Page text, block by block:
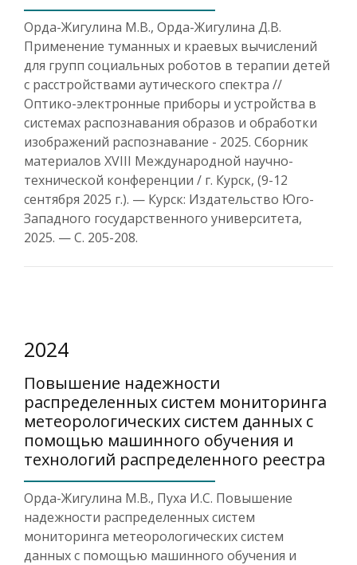
Орда-Жигулина М.В., Орда-Жигулина Д.В.
Применение туманных и краевых вычислений
для групп социальных роботов в терапии детей
с расстройствами аутического спектра //
Оптико-электронные приборы и устройства в
системах распознавания образов и обработки
изображений распознавание - 2025. Сборник
материалов XVIII Международной научно-
технической конференции / г. Курск, (9-12
сентября 2025 г.). — Курск: Издательство Юго-
Западного государственного университета,
2025. — С. 205-208.
2024
Повышение надежности
распределенных систем мониторинга
метеорологических систем данных с
помощью машинного обучения и
технологий распределенного реестра
Орда-Жигулина М.В., Пуха И.С. Повышение
надежности распределенных систем
мониторинга метеорологических систем
данных с помощью машинного обучения и